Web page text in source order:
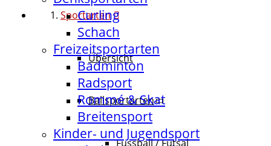
Sportarten
Übersicht
Ballsportarten
Fussball / Futsal
Curling
Schach
Freizeitsportarten
Badminton
Radsport
Rommé & Skat
Breitensport
Kinder- und Jugendsport